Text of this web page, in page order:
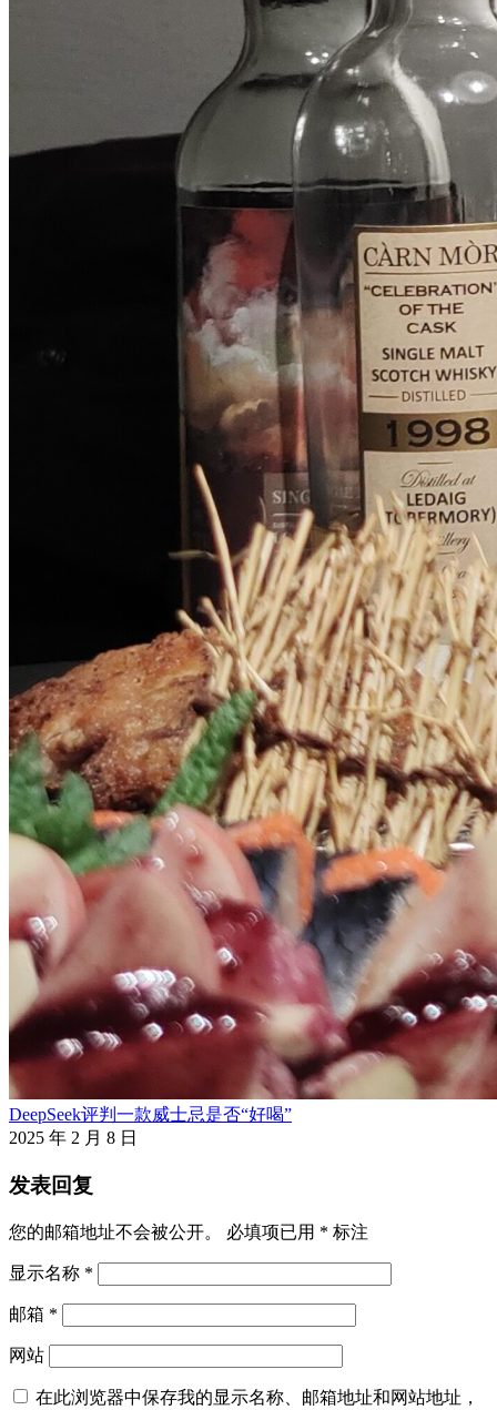
DeepSeek评判一款威士忌是否“好喝”
2025 年 2 月 8 日
发表回复
您的邮箱地址不会被公开。 必填项已用 * 标注
显示名称 *
邮箱 *
网站
在此浏览器中保存我的显示名称、邮箱地址和网站地址，